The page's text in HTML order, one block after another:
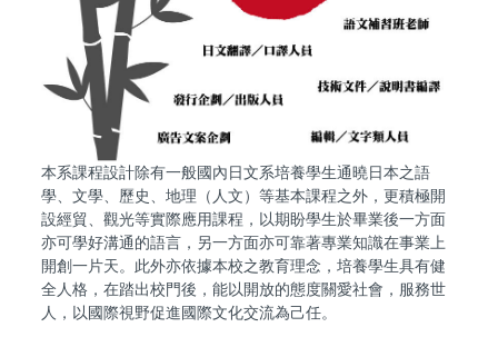
本系課程設計除有一般國內日文系培養學生通曉日本之語
學、文學、歷史、地理（人文）等基本課程之外，更積極開
設經貿、觀光等實際應用課程，以期盼學生於畢業後一方面
亦可學好溝通的語言，另一方面亦可靠著專業知識在事業上
開創一片天。此外亦依據本校之教育理念，培養學生具有健
全人格，在踏出校門後，能以開放的態度關愛社會，服務世
人，以國際視野促進國際文化交流為己任。